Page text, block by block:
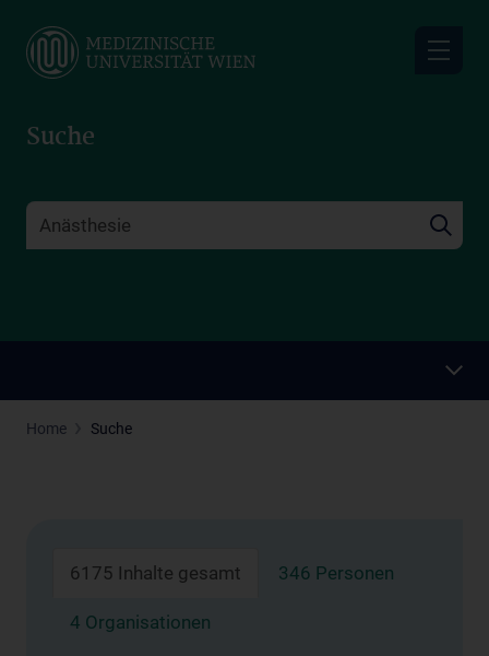
main
Suche
Home Suche
6175 Inhalte gesamt 346 Personen
4 Organisationen